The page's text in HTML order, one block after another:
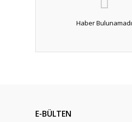
Haber Bulunamadı
E-BÜLTEN